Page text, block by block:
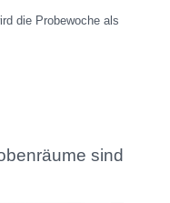
die Probewoche als
sind